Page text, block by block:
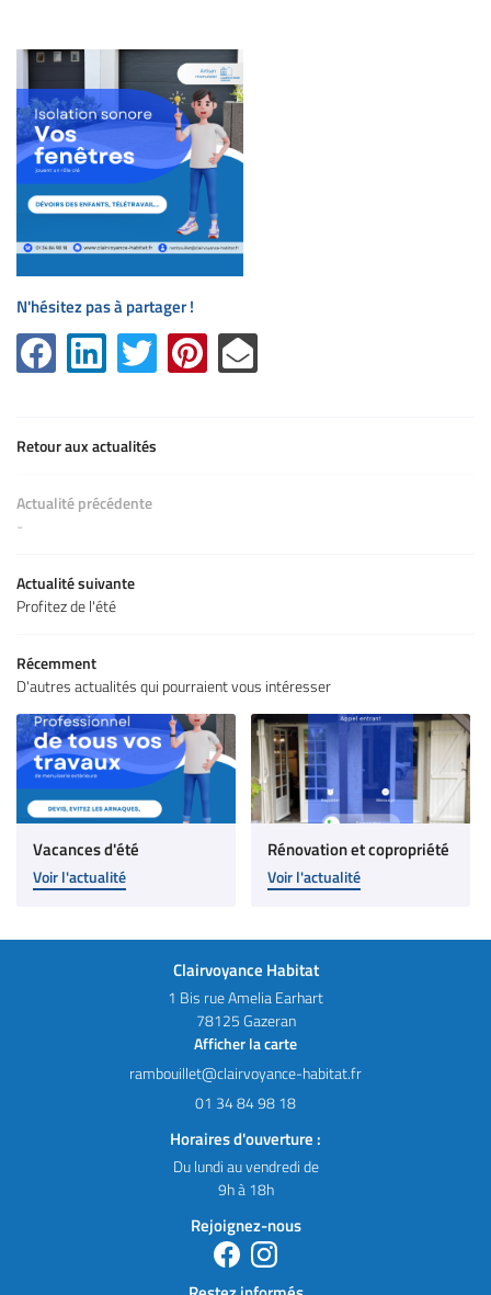
réalisations
Actualités
Contact
N'hésitez pas à partager !
Retour aux actualités
Actualité précédente
-
Actualité suivante
Profitez de l'été
Récemment
D'autres actualités qui pourraient vous intéresser
Vacances d'été
Voir l'actualité
Rénovation et copropriété
Voir l'actualité
Clairvoyance Habitat
1 Bis rue Amelia Earhart
78125 Gazeran
Afficher la carte
01 34 84 98 18
Horaires d'ouverture :
Du lundi au vendredi de
9h à 18h
Rejoignez-nous